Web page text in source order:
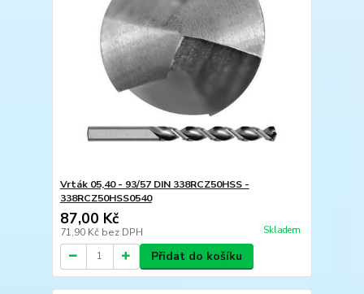
Vrták 05,40 - 93/57 DIN 338RCZ50HSS -
338RCZ50HSS0540
87,00 Kč
71,90 Kč bez DPH Skladem
Přidat do košíku